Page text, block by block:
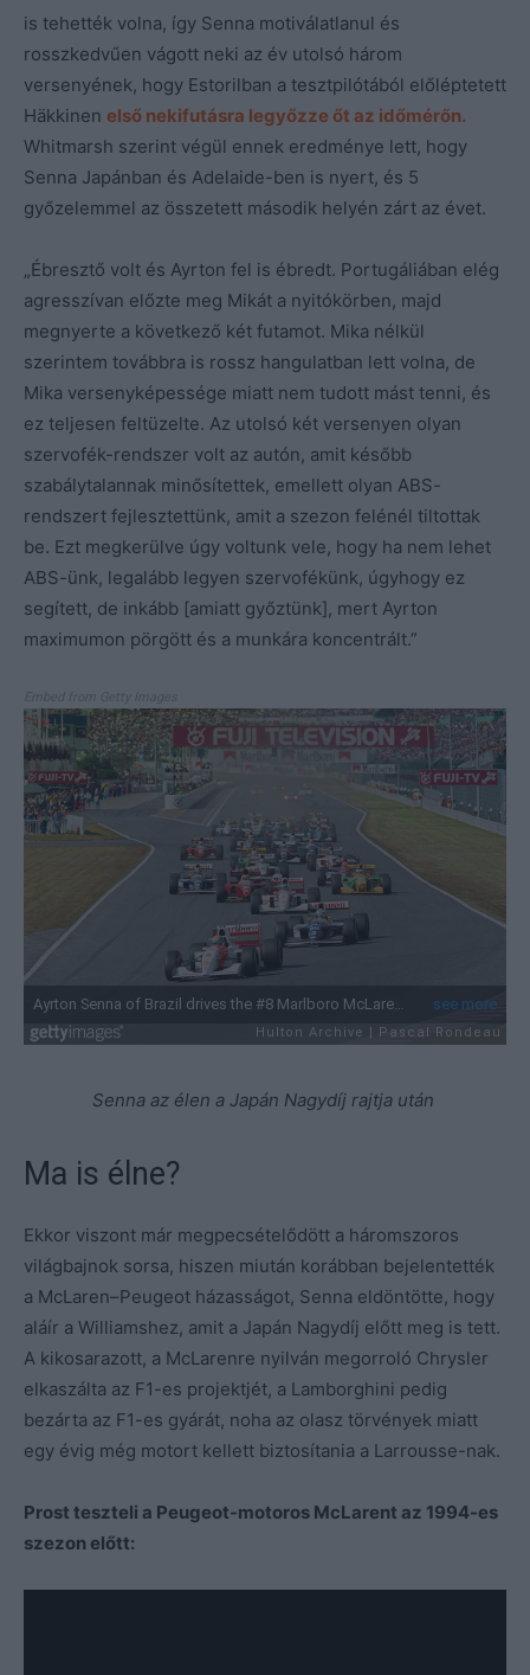
is tehették volna, így Senna motiválatlanul és
rosszkedvűen vágott neki az év utolsó három
versenyének, hogy Estorilban a tesztpilótából előléptetett
Häkkinen első nekifutásra legyőzze őt az időmérőn.
Whitmarsh szerint végül ennek eredménye lett, hogy
Senna Japánban és Adelaide-ben is nyert, és 5
győzelemmel az összetett második helyén zárt az évet.
„Ébresztő volt és Ayrton fel is ébredt. Portugáliában elég
agresszívan előzte meg Mikát a nyitókörben, majd
megnyerte a következő két futamot. Mika nélkül
szerintem továbbra is rossz hangulatban lett volna, de
Mika versenyképessége miatt nem tudott mást tenni, és
ez teljesen feltüzelte. Az utolsó két versenyen olyan
szervofék-rendszer volt az autón, amit később
szabálytalannak minősítettek, emellett olyan ABS-
rendszert fejlesztettünk, amit a szezon felénél tiltottak
be. Ezt megkerülve úgy voltunk vele, hogy ha nem lehet
ABS-ünk, legalább legyen szervofékünk, úgyhogy ez
segített, de inkább [amiatt győztünk], mert Ayrton
maximumon pörgött és a munkára koncentrált.”
Senna az élen a Japán Nagydíj rajtja után
Ma is élne?
Ekkor viszont már megpecsételődött a háromszoros
világbajnok sorsa, hiszen miután korábban bejelentették
a McLaren–Peugeot házasságot, Senna eldöntötte, hogy
aláír a Williamshez, amit a Japán Nagydíj előtt meg is tett.
A kikosarazott, a McLarenre nyilván megorroló Chrysler
elkaszálta az F1-es projektjét, a Lamborghini pedig
bezárta az F1-es gyárát, noha az olasz törvények miatt
egy évig még motort kellett biztosítania a Larrousse-nak.
Prost teszteli a Peugeot-motoros McLarent az 1994-es
szezon előtt: